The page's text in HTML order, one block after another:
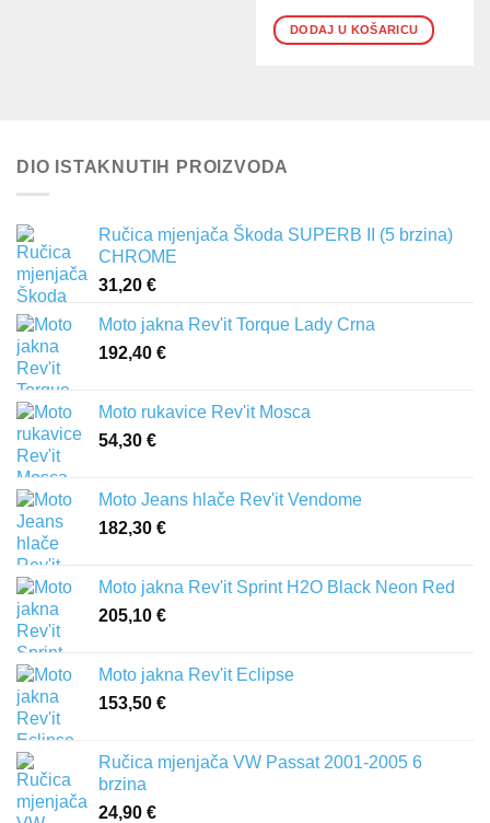
DODAJ U KOŠARICU
DIO ISTAKNUTIH PROIZVODA
Ručica mjenjača Škoda SUPERB II (5 brzina)
CHROME
31,20 €
Moto jakna Rev'it Torque Lady Crna
192,40 €
Moto rukavice Rev'it Mosca
54,30 €
Moto Jeans hlače Rev'it Vendome
182,30 €
Moto jakna Rev'it Sprint H2O Black Neon Red
205,10 €
Moto jakna Rev'it Eclipse
153,50 €
Ručica mjenjača VW Passat 2001-2005 6
brzina
24,90 €